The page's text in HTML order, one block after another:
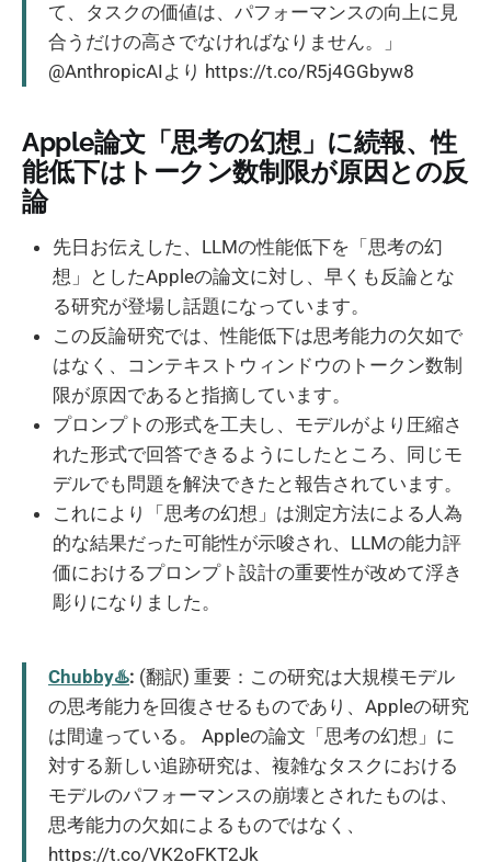
て、タスクの価値は、パフォーマンスの向上に見
合うだけの高さでなければなりません。」
@AnthropicAIより https://t.co/R5j4GGbyw8
Apple論文「思考の幻想」に続報、性
能低下はトークン数制限が原因との反
論
先日お伝えした、LLMの性能低下を「思考の幻
想」としたAppleの論文に対し、早くも反論とな
る研究が登場し話題になっています。
この反論研究では、性能低下は思考能力の欠如で
はなく、コンテキストウィンドウのトークン数制
限が原因であると指摘しています。
プロンプトの形式を工夫し、モデルがより圧縮さ
れた形式で回答できるようにしたところ、同じモ
デルでも問題を解決できたと報告されています。
これにより「思考の幻想」は測定方法による人為
的な結果だった可能性が示唆され、LLMの能力評
価におけるプロンプト設計の重要性が改めて浮き
彫りになりました。
Chubby♨️: (翻訳) 重要：この研究は大規模モデル
の思考能力を回復させるものであり、Appleの研究
は間違っている。 Appleの論文「思考の幻想」に
対する新しい追跡研究は、複雑なタスクにおける
モデルのパフォーマンスの崩壊とされたものは、
思考能力の欠如によるものではなく、
https://t.co/VK2oFKT2Jk